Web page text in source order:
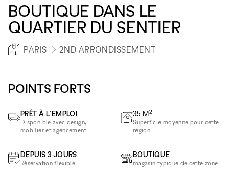
BOUTIQUE DANS LE
QUARTIER DU SENTIER
PARIS 2ND ARRONDISSEMENT
POINTS FORTS
PRÊT À L'EMPLOI
Disponible avec design,
mobilier et agencement
DEPUIS 3 JOURS
Réservation flexible
35 M2
Superficie moyenne pour cette
région
BOUTIQUE
magasin typique de cette zone